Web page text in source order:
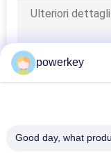
powerkey
Good day, what